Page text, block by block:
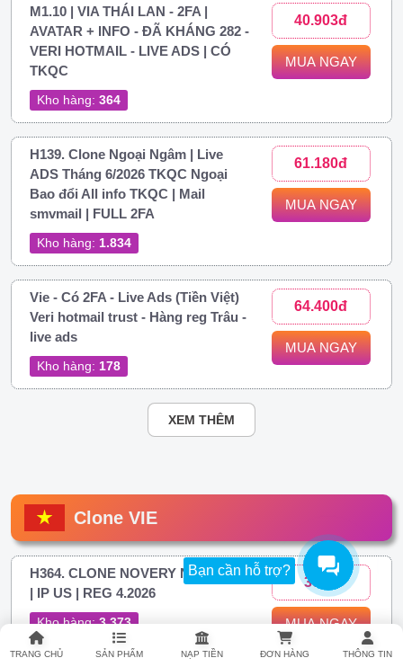
Bạn cần hỗ trợ?
TRANG CHỦ SẢN PHẨM NẠP TIỀN ĐƠN HÀNG THÔNG TIN
M1.10 | VIA THÁI LAN - 2FA |
AVATAR + INFO - ĐÃ KHÁNG 282 -
VERI HOTMAIL - LIVE ADS | CÓ
TKQC
Kho hàng: 364
40.903đ
MUA NGAY
H139. Clone Ngoại Ngâm | Live
ADS Tháng 6/2026 TKQC Ngoại
Bao đổi All info TKQC | Mail
smvmail | FULL 2FA
Kho hàng: 1.834
61.180đ
MUA NGAY
Vie - Có 2FA - Live Ads (Tiền Việt)
Veri hotmail trust - Hàng reg Trâu -
live ads
Kho hàng: 178
64.400đ
MUA NGAY
XEM THÊM
Clone VIE
H364. CLONE NOVERY NAME VN
| IP US | REG 4.2026
Kho hàng:3.373
306đ
MUA NGAY